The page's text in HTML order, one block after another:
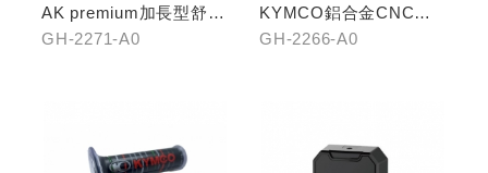
AK premium加長型舒適
踏桿
GH-2271-A0
KYMCO鋁合金CNC減
震手機架
GH-2266-A0